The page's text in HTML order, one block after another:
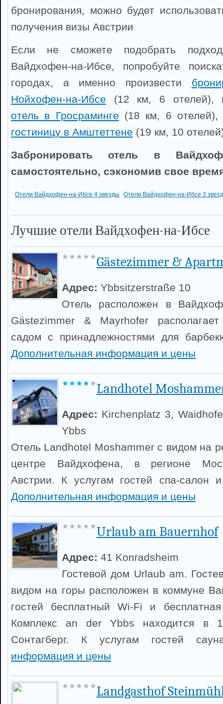
бронирования, можно будет
получения визы Австрии
Если не сможете подобрать
Вайдхофен-на-Ибсе, попробуйте
городах, а именно произвести
Нойхофен-на-Ибсе (12 км, 6
отель в Гросраминге (18 км, 6
гостиницу в Амштеттене (19 км, 10
Забронировать отель в
самостоятельно, сэкономив свое
Отели Вайдхофен-на-Ибсе 4 звезды Отели Вайдхофен-на-Ибсе 3
Лучшие отели Вайдхофен-на-Ибсе
Gästezimmer &
Адрес: Ybbsitzerstraße 10
Отель расположен в
Gästezimmer & Mayrhofer
садом с принадлежностями для
Дополнительная информация и цены
Landhotel
Адрес: Kirchenplatz 3,
Ybbs
Отель Landhotel Moshammer с видом на
центре Вайдхофена, в регионе
Австрии. К услугам гостей спа-салон
Дополнительная информация и цены
Urlaub am Bauernhof
Адрес: 41 Konradsheim
Гостевой дом Urlaub am.
видом на горы расположен в коммуне
гостей бесплатный Wi-Fi и
Комплекс an der Ybbs находится в
Сонтагберг. К услугам гостей
информация и цены
Landgasthof